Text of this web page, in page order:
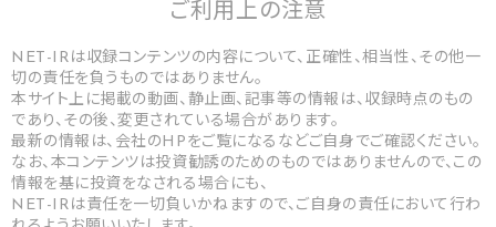
ご利用上の注意
NET-IRは収録コンテンツの内容について、正確性、相当性、その他一
切の責任を負うものではありません。
本サイト上に掲載の動画、静止画、記事等の情報は、収録時点のもの
であり、その後、変更されている場合があります。
最新の情報は、会社のHPをご覧になるなどご自身でご確認ください。
なお、本コンテンツは投資勧誘のためのものではありませんので、この
情報を基に投資をなされる場合にも、
NET-IRは責任を一切負いかねますので、ご自身の責任において行わ